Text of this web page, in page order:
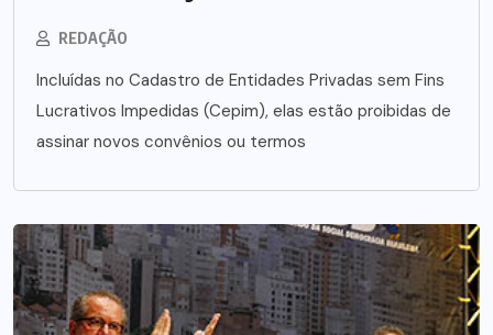
REDAÇÃO
Incluídas no Cadastro de Entidades Privadas sem Fins
Lucrativos Impedidas (Cepim), elas estão proibidas de
assinar novos convênios ou termos